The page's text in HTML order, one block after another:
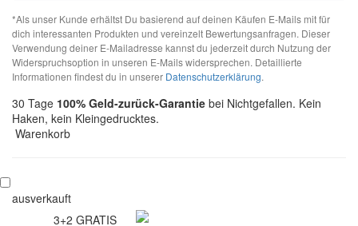
*Als unser Kunde erhältst Du basierend auf deinen Käufen E-Mails mit für
dich interessanten Produkten und vereinzelt Bewertungsanfragen. Dieser
Verwendung deiner E-Mailadresse kannst du jederzeit durch Nutzung der
Widerspruchsoption in unseren E-Mails widersprechen. Detaillierte
Informationen findest du in unserer Datenschutzerklärung.
30 Tage 100% Geld-zurück-Garantie bei Nichtgefallen. Kein
Haken, kein Kleingedrucktes.
Warenkorb
ausverkauft
3+2 GRATIS